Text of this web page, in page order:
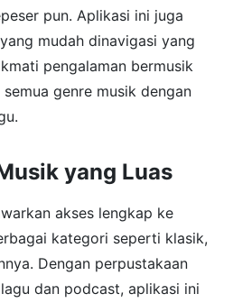
pun. Aplikasi ini juga
mudah dinavigasi yang
pengalaman bermusik
genre musik dengan
yang Luas
akses lengkap ke
kategori seperti klasik,
Dengan perpustakaan
dan podcast, aplikasi ini